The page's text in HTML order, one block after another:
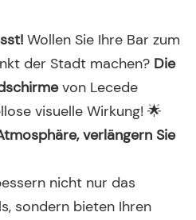
Wollen Sie Ihre Bar zum
der Stadt machen? Die
von Lecede
visuelle Wirkung! 🌟
verlängern Sie
nicht nur das
sondern bieten Ihren